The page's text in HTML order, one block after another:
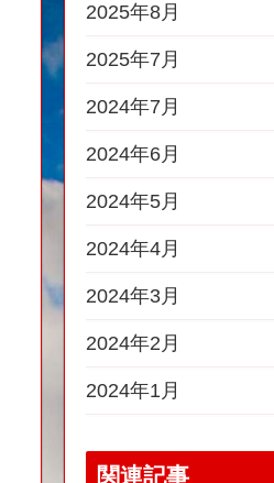
2025年8月
2025年7月
2024年7月
2024年6月
2024年5月
2024年4月
2024年3月
2024年2月
2024年1月
関連記事